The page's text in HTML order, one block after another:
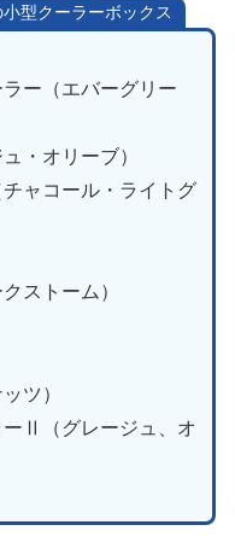
型クーラーボックス
ー（エバーグリー
・オリーブ）
ャコール・ライトグ
ストーム）
ツ）
ーⅡ（グレージュ、オ